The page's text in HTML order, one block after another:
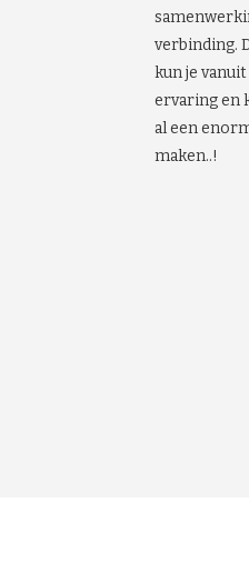
verbinding.
kun je
ervaring en
al een
maken..!